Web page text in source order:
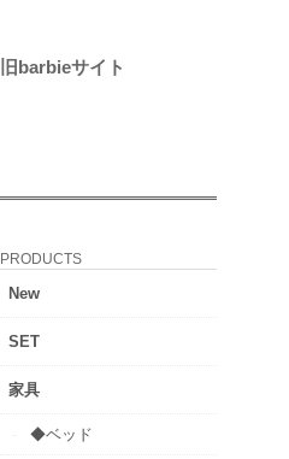
旧barbieサイト
PRODUCTS
New
SET
家具
◆ベッド